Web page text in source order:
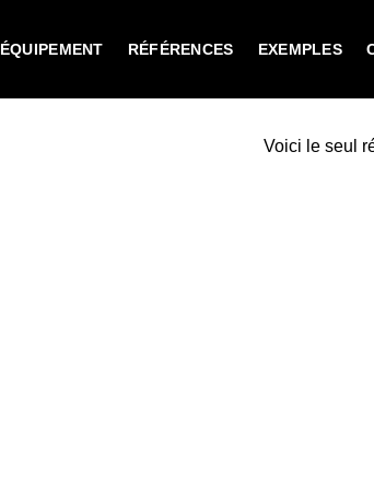
ÉQUIPEMENT RÉFÉRENCES EXEMPLES
Voici le seul